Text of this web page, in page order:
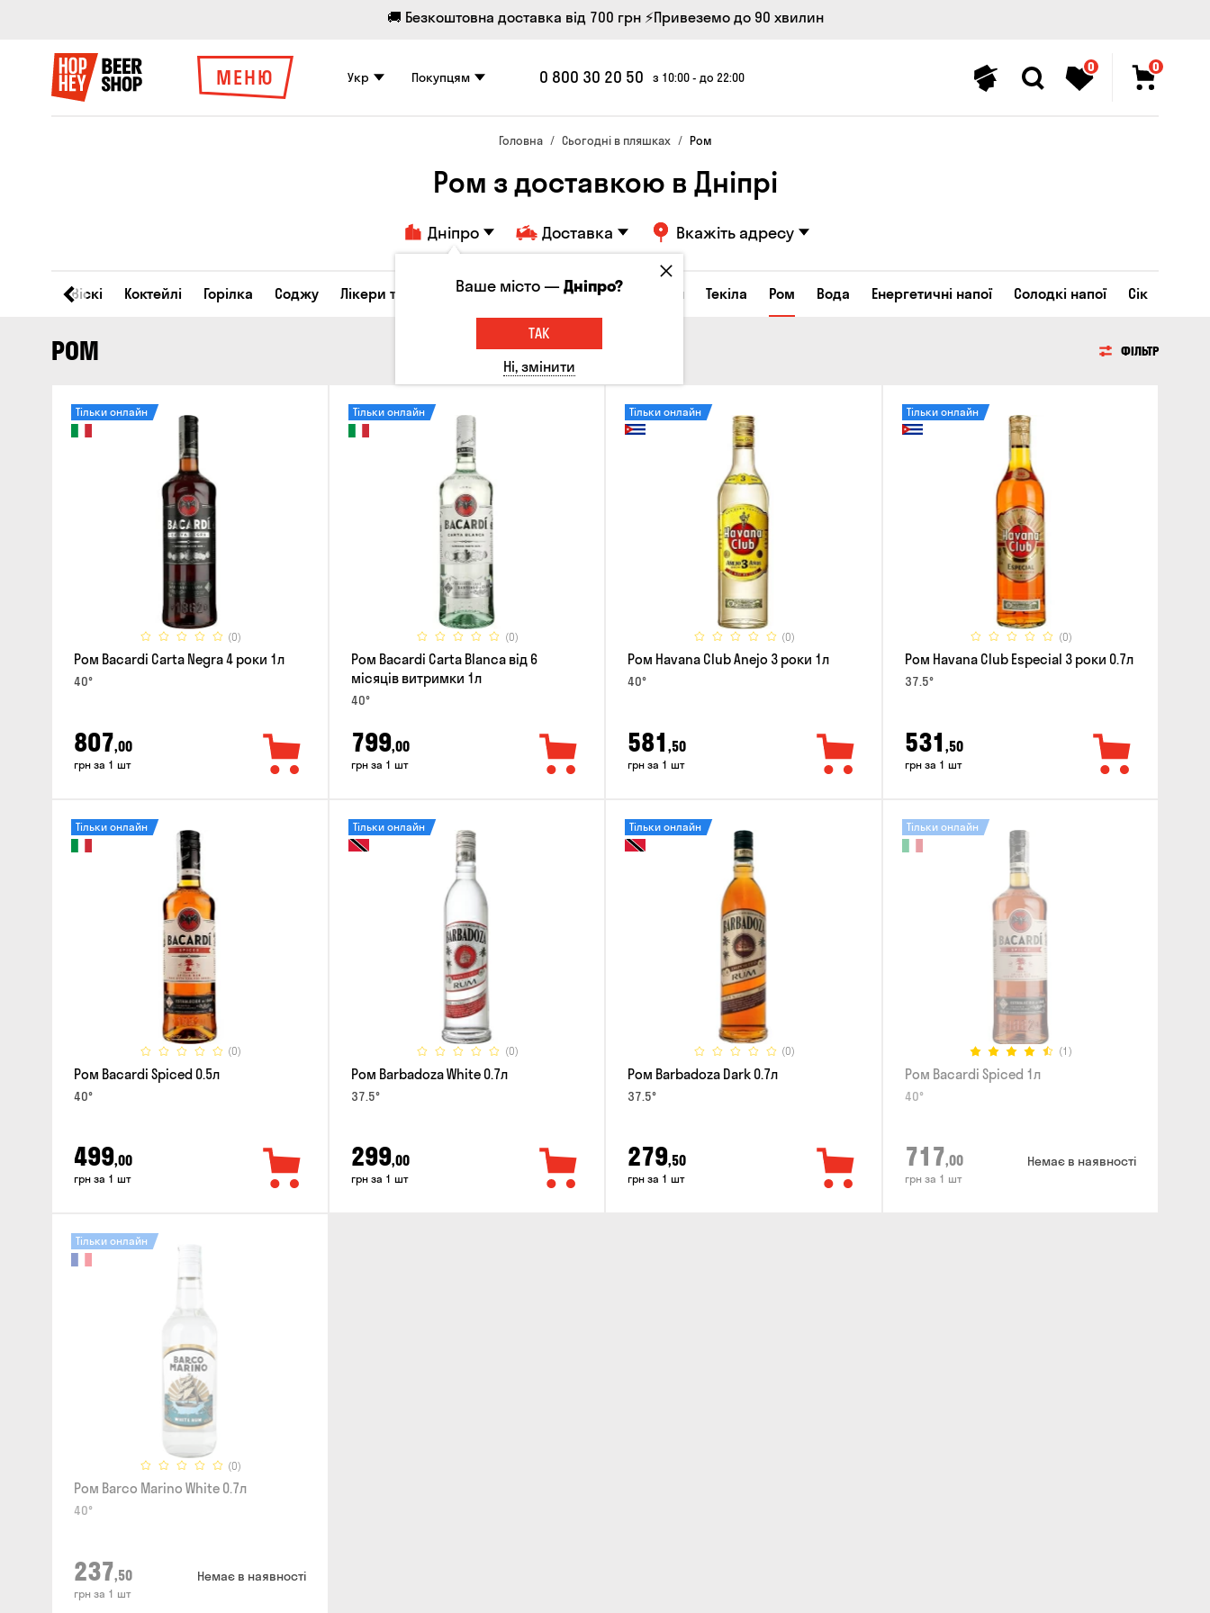
🚚 Безкоштовна доставка від 700 грн ⚡Привеземо до 90 хвилин
МЕНЮ Укр Покупцям 0 800 30 20 50 з 10:00 - до 22:00
0 0
Головна Сьогодні в пляшках Ром
Ром з доставкою в Дніпрі
Дніпро Доставка Вкажіть адресу
Віскі Коктейлі Горілка Соджу Лікери та настоянки Коньяки та бренді Джин Текіла Ром Вода Енергетичні напої Солодкі напої Сік
РОМ ФІЛЬТР
(0)
Тільки онлайн
Ром Bacardi Carta Negra 4 роки 1л
40°
807,00
грн за 1 шт
(0)
Тільки онлайн
Ром Bacardi Carta Blanca від 6
місяців витримки 1л
40°
799,00
грн за 1 шт
(0)
Тільки онлайн
Ром Havana Club Anejo 3 роки 1л
40°
581 ,50
грн за 1 шт
(0)
Тільки онлайн
Ром Havana Club Especial 3 роки 0.7л
37.5°
531 ,50
грн за 1 шт
(0)
Тільки онлайн
Ром Bacardi Spiced 0.5л
40°
499,00
грн за 1 шт
(0)
Тільки онлайн
Ром Barbadoza White 0.7л
37.5°
299,00
грн за 1 шт
(0)
Тільки онлайн
Ром Barbadoza Dark 0.7л
37.5°
279,50
грн за 1 шт
(1)
Тільки онлайн
Ром Bacardi Spiced 1л
40°
717,00
грн за 1 шт
Немає в наявності
(0)
Тільки онлайн
Ром Barco Marino White 0.7л
40°
237,50
грн за 1 шт
Немає в наявності
Ваше місто —Дніпро?
ТАК
Ні, змінити